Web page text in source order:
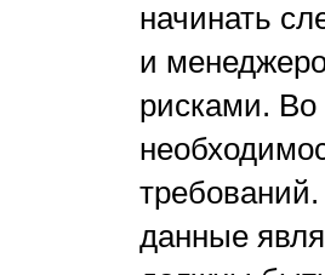
начинать
и
рисками. Во
требований.
данные